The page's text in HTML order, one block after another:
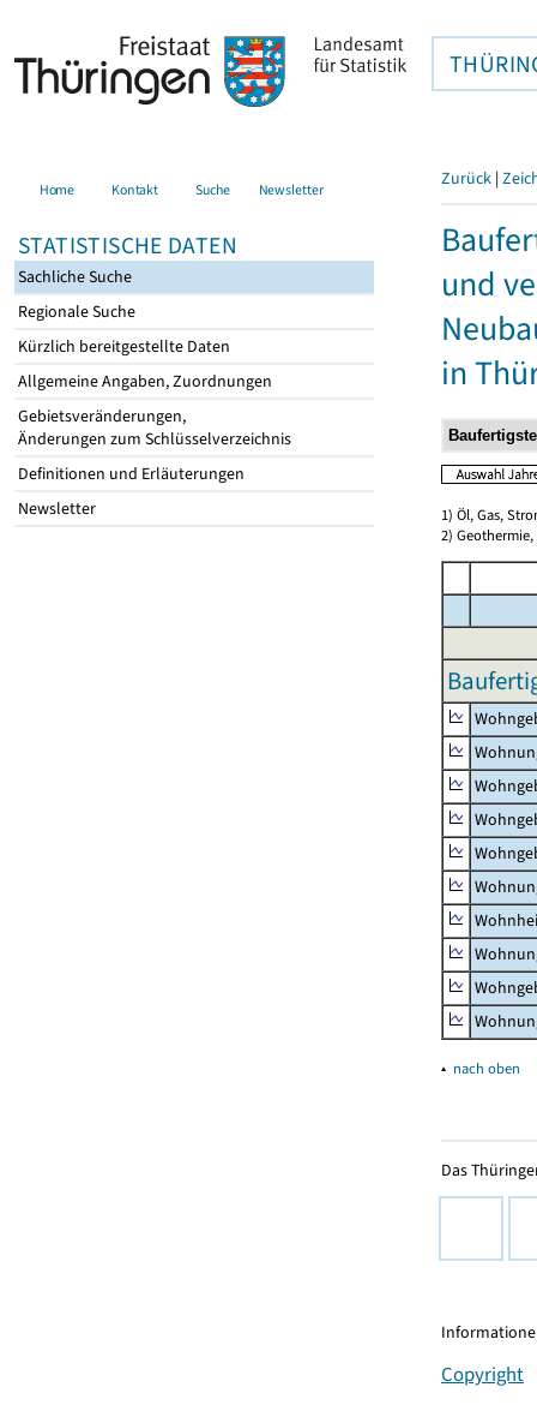
Home Kontakt Suche Newsletter
STATISTISCHE DATEN
Sachliche Suche
Regionale Suche
Kürzlich bereitgestellte Daten
Allgemeine Angaben, Zuordnungen
Gebietsveränderungen,
Änderungen zum Schlüsselverzeichnis
Definitionen und Erläuterungen
Newsletter
Zurück |
und
in
1) Öl, Gas,
2)
▴ nach oben
Das
Copyright